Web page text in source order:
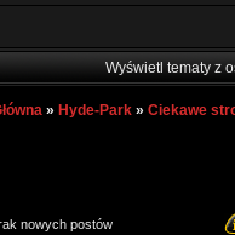
Wyświetl tematy z
» Hyde-Park » Ciekawe
nowych postów